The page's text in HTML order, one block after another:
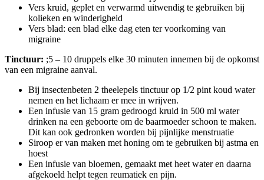
Vers kruid, geplet en verwarmd uitwendig te gebruiken bij
kolieken en winderigheid
Vers blad: een blad elke dag eten ter voorkoming van
migraine
Tinctuur: ;5 – 10 druppels elke 30 minuten innemen bij de opkomst
van een migraine aanval.
Bij insectenbeten 2 theelepels tinctuur op 1/2 pint koud water
nemen en het lichaam er mee in wrijven.
Een infusie van 15 gram gedroogd kruid in 500 ml water
drinken na een geboorte om de baarmoeder schoon te maken.
Dit kan ook gedronken worden bij pijnlijke menstruatie
Siroop er van maken met honing om te gebruiken bij astma en
hoest
Een infusie van bloemen, gemaakt met heet water en daarna
afgekoeld helpt tegen reumatiek en pijn.